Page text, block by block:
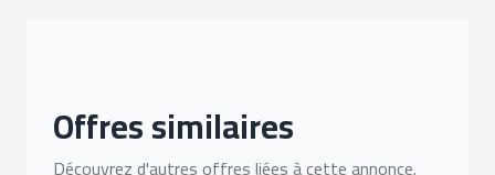
Offres similaires
Découvrez d'autres offres liées à cette annonce.